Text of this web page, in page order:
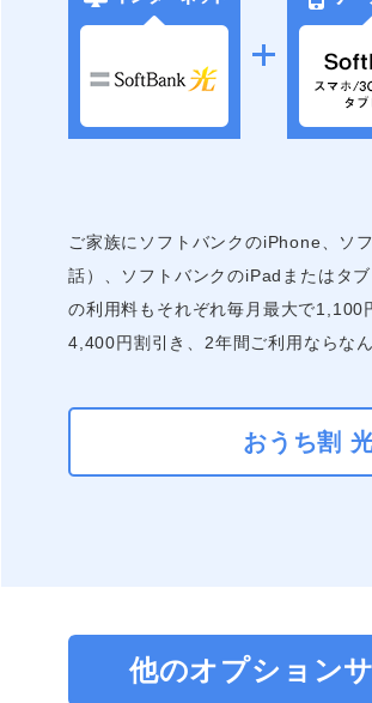
ご家族にソフトバンクのiPhone、ソ
話）、ソフトバンクのiPadまたはタ
の利用料もそれぞれ毎月最大で
4,400円割引き、2年間ご利用ならな
おうち割
他のオプション